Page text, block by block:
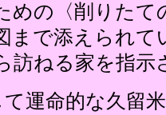
めの〈削りた
まで添えられて
訪ねる家を指
運命的な久留